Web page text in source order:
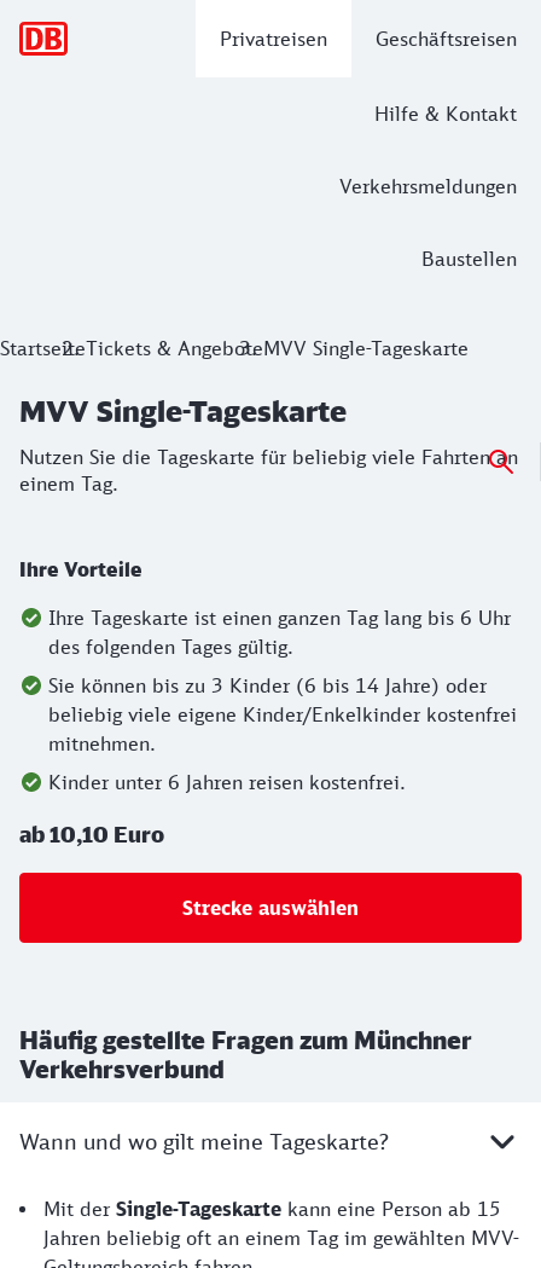
Privatreisen Geschäftsreisen
Hilfe & Kontakt
Verkehrsmeldungen
Baustellen
MVV Single-Tageskarte
StartseiteTickets & AngeboteMVV Single-Tageskarte
MVV Single-Tageskarte
Nutzen Sie die Tageskarte für beliebig viele Fahrten an
einem Tag.
Ihre Vorteile
Ihre Tageskarte ist einen ganzen Tag lang bis 6 Uhr
des folgenden Tages gültig.
Sie können bis zu 3 Kinder (6 bis 14 Jahre) oder
beliebig viele eigene Kinder/Enkelkinder kostenfrei
mitnehmen.
Kinder unter 6 Jahren reisen kostenfrei.
ab 10,10 Euro
Strecke auswählen
Häufig gestellte Fragen zum Münchner
Verkehrsverbund
Wann und wo gilt meine Tageskarte?
Mit der Single-Tageskarte kann eine Person ab 15
Jahren beliebig oft an einem Tag im gewählten MVV-